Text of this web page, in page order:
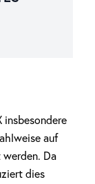
insbesondere
auf
Da
dies